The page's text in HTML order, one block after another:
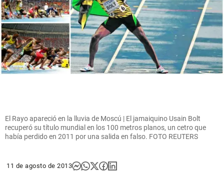
El Rayo apareció en la lluvia de Moscú | El jamaiquino Usain Bolt
recuperó su título mundial en los 100 metros planos, un cetro que
había perdido en 2011 por una salida en falso. FOTO REUTERS
11 de agosto de 2013